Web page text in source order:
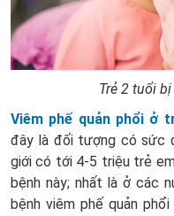
Trẻ 2 tuổi
Viêm phế quản phổi ở
đây là đối tượng có sức
giới có tới 4-5 triệu trẻ
bệnh này; nhất là ở các
bệnh viêm phế quản